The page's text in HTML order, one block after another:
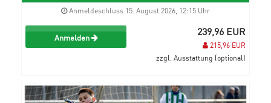
Anmeldeschluss 15. August 2026, 12:15 Uhr
Anmelden 239,96 EUR
215,96 EUR
zzgl. Ausstattung (optional)